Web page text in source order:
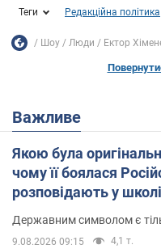
Теги Редакційна політика
Шоу Люди Ектор
Важливе
Якою була
чому її боялася
розповідають у школі
Державним символом є
9.08.2026 09:15 4,1 т.